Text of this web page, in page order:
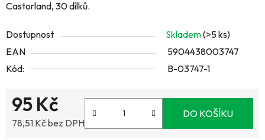
Castorland, 30 dílků.
Dostupnost Skladem(>5 ks)
EAN
5904438003747
Kód:
B-03747-1
95 Kč
78,51 Kč bez DPH
DO KOŠÍKU